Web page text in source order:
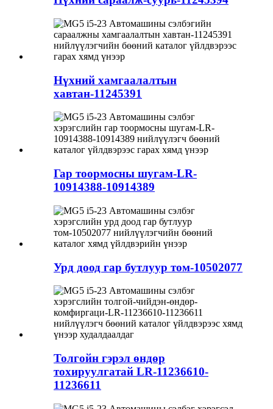
Нүхний хамгаалалтын
хавтан-11245391
Гар тоормосны шугам-LR-
10914388-10914389
Урд доод гар бутлуур том-10502077
Толгойн гэрэл өндөр
тохируулгатай LR-11236610-
11236611